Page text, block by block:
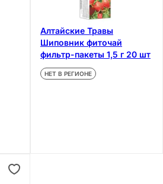
Алтайские Травы
Шиповник фиточай
фильтр-пакеты 1,5 г 20 шт
НЕТ В РЕГИОНЕ